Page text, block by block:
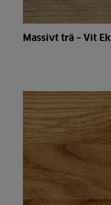
Massivt trä – Vit Ek